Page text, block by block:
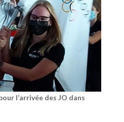
l’arrivée des JO dans